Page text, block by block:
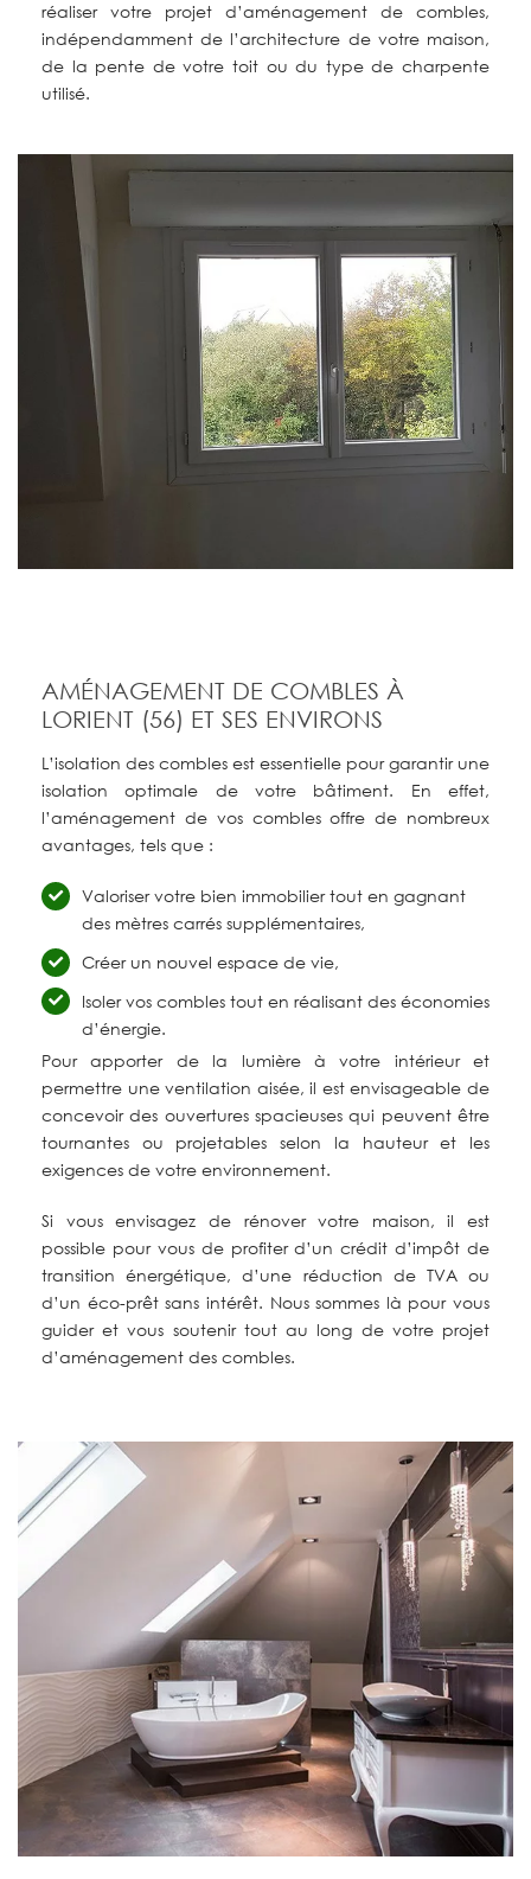
réaliser votre projet d’aménagement de combles,
indépendamment de l’architecture de votre maison,
de la pente de votre toit ou du type de charpente
utilisé.
AMÉNAGEMENT DE COMBLES À
LORIENT (56) ET SES ENVIRONS
L’isolation des combles est essentielle pour garantir une
isolation optimale de votre bâtiment. En effet,
l’aménagement de vos combles offre de nombreux
avantages, tels que :
Valoriser votre bien immobilier tout en gagnant
des mètres carrés supplémentaires,
Créer un nouvel espace de vie,
Isoler vos combles tout en réalisant des économies
d’énergie.
Pour apporter de la lumière à votre intérieur et
permettre une ventilation aisée, il est envisageable de
concevoir des ouvertures spacieuses qui peuvent être
tournantes ou projetables selon la hauteur et les
exigences de votre environnement.
Si vous envisagez de rénover votre maison, il est
possible pour vous de profiter d’un crédit d’impôt de
transition énergétique, d’une réduction de TVA ou
d’un éco-prêt sans intérêt. Nous sommes là pour vous
guider et vous soutenir tout au long de votre projet
d’aménagement des combles.